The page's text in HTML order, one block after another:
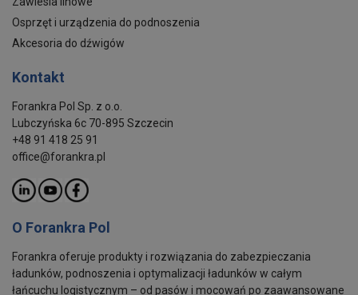
Osprzęt i urządzenia do podnoszenia
Akcesoria do dźwigów
Kontakt
Forankra Pol Sp. z o.o.
Lubczyńska 6c 70-895 Szczecin
+48 91 418 25 91
office@forankra.pl
O Forankra Pol
Forankra oferuje produkty i rozwiązania do zabezpieczania
ładunków, podnoszenia i optymalizacji ładunków w całym
łańcuchu logistycznym – od pasów i mocowań po zaawansowane